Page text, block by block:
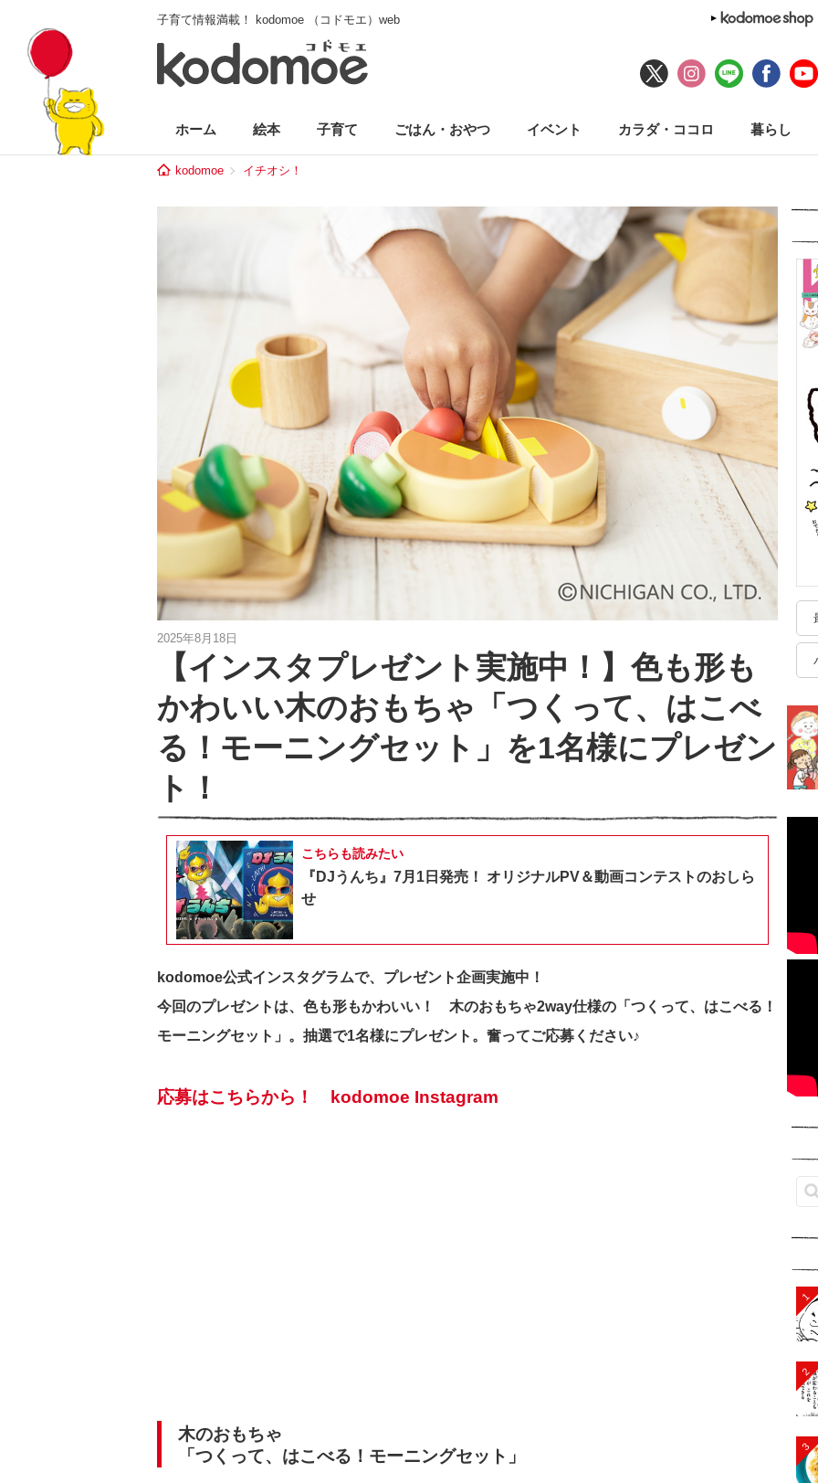
子育て情報満載！ kodomoe （コドモエ）web
ホーム 絵本 子育て ごはん・おやつ イベント カラダ・ココロ 暮らし
kodomoe イチオシ！
2025年8月18日
【インスタプレゼント実施中！】色も形も
かわいい木のおもちゃ「つくって、はこべ
る！モーニングセット」を1名様にプレゼン
ト！
こちらも読みたい
『DJうんち』7月1日発売！ オリジナルPV＆動画コンテストのおしら
せ
kodomoe公式インスタグラムで、プレゼント企画実施中！
今回のプレゼントは、色も形もかわいい！ 木のおもちゃ2way仕様の「つくって、はこべる！
モーニングセット」。抽選で1名様にプレゼント。奮ってご応募ください♪
応募はこちらから！ kodomoe Instagram
木のおもちゃ
「つくって、はこべる！モーニングセット」
1
2
3